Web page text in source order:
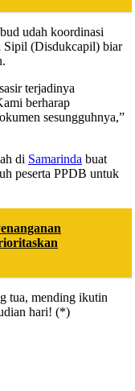
udah koordinasi
Sipil (Disdukcapil) biar
terjadinya
berharap
sesungguhnya,”
di Samarinda buat
peserta PPDB untuk
tua, mending ikutin
hari! (*)